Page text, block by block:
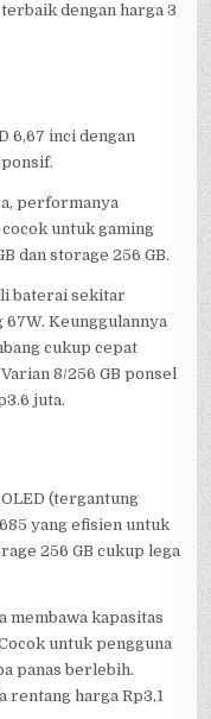
dengan harga 3
6,67 inci dengan
performanya
untuk gaming
dan storage 256 GB.
baterai sekitar
Keunggulannya
cukup cepat
8/256 GB ponsel
juta.
(tergantung
yang efisien untuk
256 GB cukup lega
membawa kapasitas
untuk pengguna
panas berlebih.
rentang harga Rp3,1